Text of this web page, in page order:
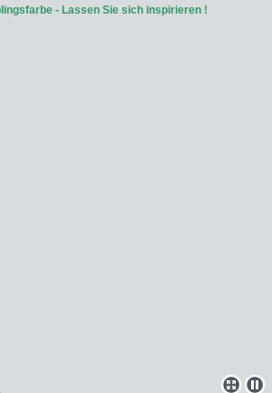
- Lassen Sie sich inspirieren !